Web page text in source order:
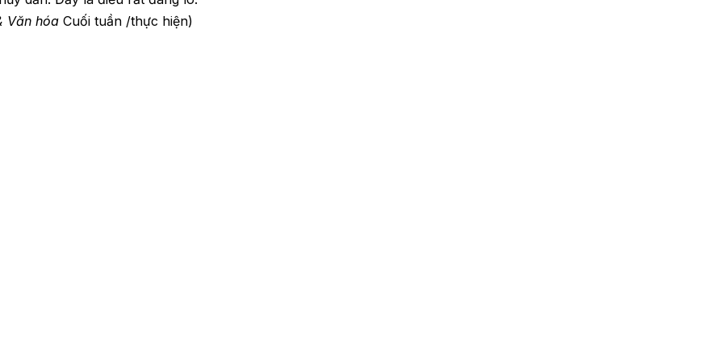
Văn hóa Cuối tuần /thực hiện)